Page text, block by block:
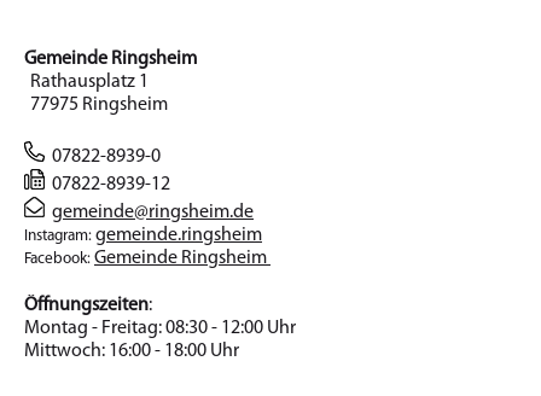
Gemeinde Ringsheim
Rathausplatz 1
77975 Ringsheim
07822-8939-0
07822-8939-12
gemeinde@ringsheim.de
Instagram: gemeinde.ringsheim
Facebook: Gemeinde Ringsheim
Öffnungszeiten:
Montag - Freitag: 08:30 - 12:00 Uhr
Mittwoch: 16:00 - 18:00 Uhr